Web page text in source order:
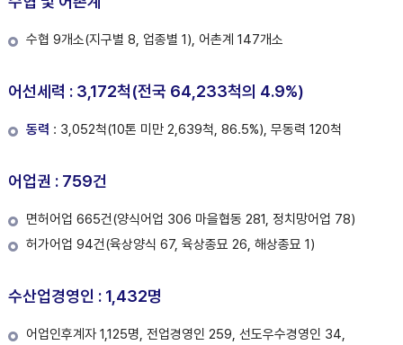
수협 9개소(지구별 8, 업종별 1), 어촌계 147개소
어선세력 : 3,172척(전국 64,233척의 4.9%)
동력 : 3,052척(10톤 미만 2,639척, 86.5%), 무동력 120척
어업권 : 759건
면허어업 665건(양식어업 306 마을협동 281, 정치망어업 78)
허가어업 94건(육상양식 67, 육상종묘 26, 해상종묘 1)
수산업경영인 : 1,432명
어업인후계자 1,125명, 전업경영인 259, 선도우수경영인 34,